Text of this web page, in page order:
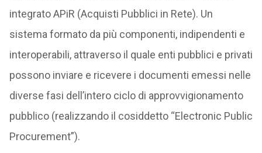
integrato APiR (Acquisti Pubblici in Rete). Un
sistema formato da più componenti, indipendenti e
interoperabili, attraverso il quale enti pubblici e privati
possono inviare e ricevere i documenti emessi nelle
diverse fasi dell’intero ciclo di approvvigionamento
pubblico (realizzando il cosiddetto “Electronic Public
Procurement”).